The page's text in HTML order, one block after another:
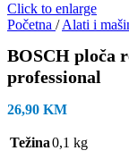
Click to enlarge
Početna / Alati i
BOSCH ploča
professional
26,90 KM
Težina0,1 kg